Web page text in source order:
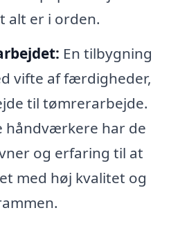
alt er i orden.
En tilbygning
vifte af færdigheder,
til tømrerarbejde.
håndværkere har de
og erfaring til at
med høj kvalitet og